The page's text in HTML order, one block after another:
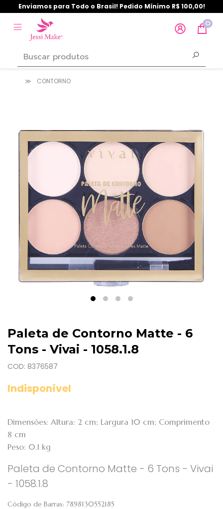
Enviamos para Todo o Brasil! Pedido Mínimo R$ 100,00!
0
CONTORNO
Paleta de Contorno Matte - 6
Tons - Vivai - 1058.1.8
COD: 8376587
Indisponível
Dimensões: Altura: 2 cm; Largura 10 cm; Comprimento
8 cm
Peso: 0.1 kg
Paleta de Contorno Matte - 6 Tons - Vivai
- 1058.1.8
Código de Barras: 7898130552185